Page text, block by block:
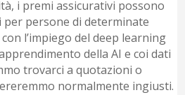
i premi assicurativi possono
per persone di determinate
l’impiego del deep learning
della AI e coi dati
trovarci a quotazioni o
normalmente ingiusti.